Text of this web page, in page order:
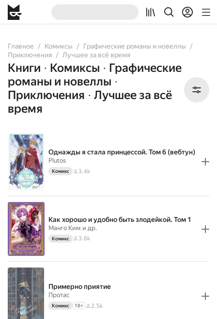
Главное Комиксы
Графические романы и новеллы
Приключения
Лучшее за всё время
AllComicbooksBooks Audiobooks
Книги • Комиксы •
Графические
романы и новеллы
•
Приключения • Лучшее за всё
время
Однажды я стала принцессой. Том 6 (вебтун)
Plutos
Комикс 3.4k
Как хорошо и удобно быть злодейкой. Том 1
Манго Ким и др.
Комикс 3.6k
Примерно приятие
Протас
Комикс 18+ 2.5k